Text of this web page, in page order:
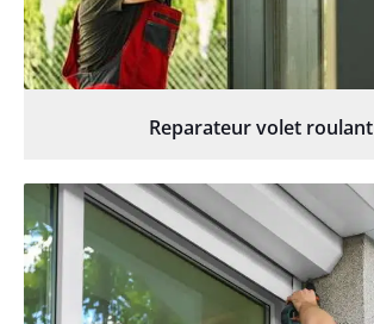
Reparateur volet roulant